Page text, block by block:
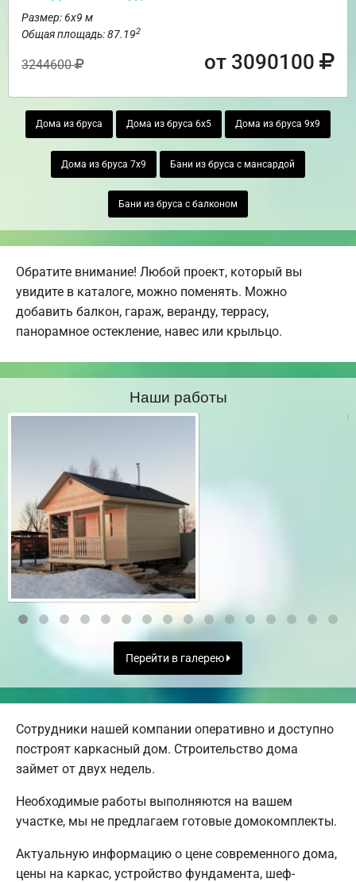
Размер: 6х9 м
Общая площадь: 87.192
3244600 от 3090100
Дома из бруса Дома из бруса 6х5 Дома из бруса 9х9
Дома из бруса 7х9 Бани из бруса с мансардой
Бани из бруса с балконом
Обратите внимание! Любой проект, который вы
увидите в каталоге, можно поменять. Можно
добавить балкон, гараж, веранду, террасу,
панорамное остекление, навес или крыльцо.
Наши работы
Перейти в галерею
Сотрудники нашей компании оперативно и доступно
построят каркасный дом. Строительство дома
займет от двух недель.
Необходимые работы выполняются на вашем
участке, мы не предлагаем готовые домокомплекты.
Актуальную информацию о цене современного дома,
цены на каркас, устройство фундамента, шеф-